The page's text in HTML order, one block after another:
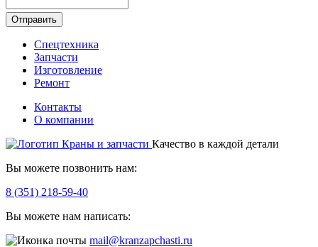
Отправить
Спецтехника
Запчасти
Изготовление
Ремонт
Контакты
О компании
Качество в каждой детали
Вы можете позвонить нам:
8 (351) 218-59-40
Вы можете нам написать:
mail@kranzapchasti.ru